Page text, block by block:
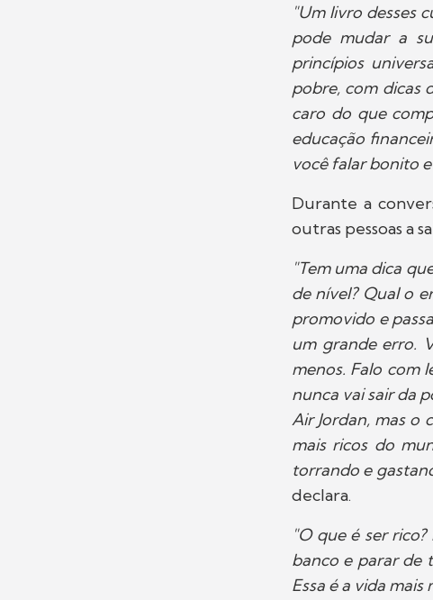
"Um livro desses
pode mudar a
princípios
pobre, com dicas
caro do que
educação
você falar bonito
Durante a
outras pessoas a
"Tem uma dica
de nível? Qual o
promovido e
um grande erro.
menos. Falo com
nunca vai sair da
Air Jordan, mas o
mais ricos do
torrando e
declara.
"O que é ser
banco e parar de
Essa é a vida mais